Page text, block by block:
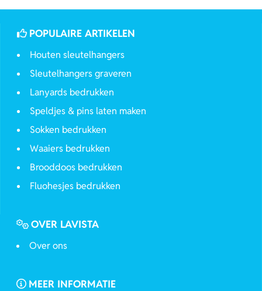
POPULAIRE ARTIKELEN
Houten sleutelhangers
Sleutelhangers graveren
Lanyards bedrukken
Speldjes & pins laten maken
Sokken bedrukken
Waaiers bedrukken
Brooddoos bedrukken
Fluohesjes bedrukken
OVER LAVISTA
Over ons
MEER INFORMATIE